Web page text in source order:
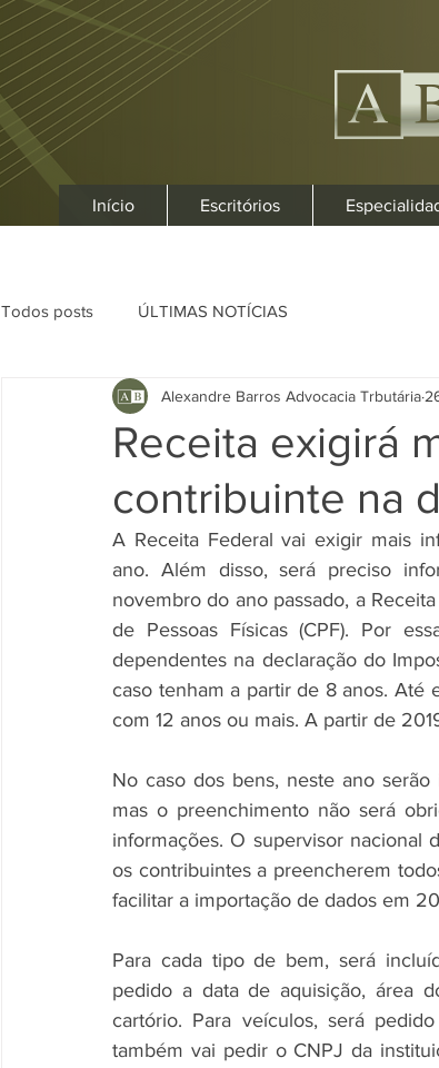
Início Escritórios
Todos posts ÚLTIMAS NOTÍCIAS
Receita exigirá
contribuinte na
Alexandre Barros Advocacia Trbutária
A Receita Federal vai exigir mais
ano. Além disso, será preciso
novembro do ano passado, a
de Pessoas Físicas (CPF). Por
dependentes na declaração do
caso tenham a partir de 8 anos. Até
com 12 anos ou mais. A partir de
No caso dos bens, neste ano
mas o preenchimento não será
informações. O supervisor nacional
os contribuintes a preencherem
facilitar a importação de dados em
Para cada tipo de bem, será
pedido a data de aquisição, área
cartório. Para veículos, será
também vai pedir o CNPJ da